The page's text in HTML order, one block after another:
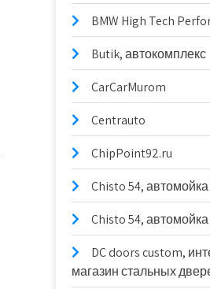
BMW High Tech
Butik, автокомплекс
CarCarMurom
Centrauto
ChipPoint92.ru
Chisto 54, автомойка
Chisto 54, автомойка
DC doors custom,
магазин стальных